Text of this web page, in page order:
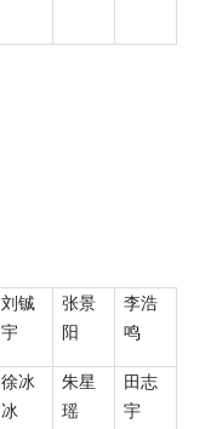
刘铖
宇
张景
阳
李浩
鸣
徐冰
冰
朱星
瑶
田志
宇